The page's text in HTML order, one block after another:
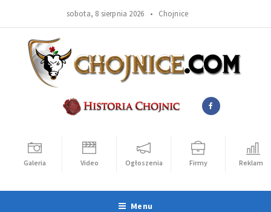
sobota, 8 sierpnia 2026 • Chojnice
Galeria Video Ogłoszenia Firmy Reklama
Menu